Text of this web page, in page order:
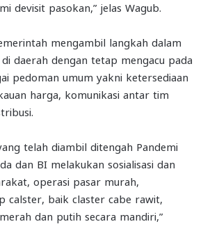
devisit pasokan,” jelas Wagub.
mengambil langkah dalam
daerah dengan tetap mengacu pada
pedoman umum yakni ketersediaan
harga, komunikasi antar tim
telah diambil ditengah Pandemi
dan BI melakukan sosialisasi dan
operasi pasar murah,
calster, baik claster cabe rawit,
dan putih secara mandiri,”